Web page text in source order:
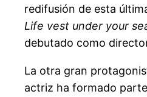
redifusión de esta
Life vest under your
debutado como
La otra gran
actriz ha formado